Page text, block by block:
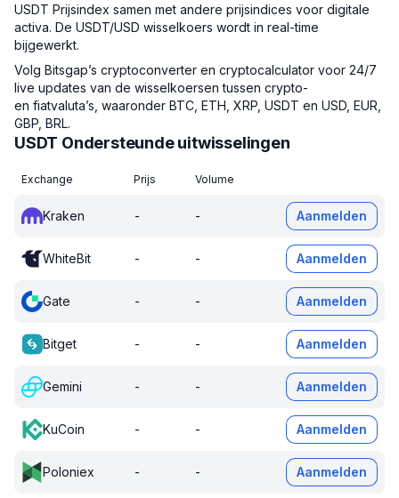
USDT Prijsindex samen met andere prijsindices voor digitale
activa. De USDT/USD wisselkoers wordt in real-time
bijgewerkt.
Volg Bitsgap’s cryptoconverter en cryptocalculator voor 24/7
live updates van de wisselkoersen tussen crypto-
en fiatvaluta’s, waaronder BTC, ETH, XRP, USDT en USD, EUR,
GBP, BRL.
USDT Ondersteunde uitwisselingen
Exchange Prijs Volume
Kraken - - Aanmelden
WhiteBit - - Aanmelden
Gate - - Aanmelden
Bitget - - Aanmelden
Gemini - - Aanmelden
KuCoin - - Aanmelden
Poloniex - - Aanmelden